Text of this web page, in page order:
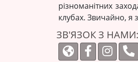
різноманітних
клубах. Звичайно, я
ЗВ'ЯЗОК З НАМИ: